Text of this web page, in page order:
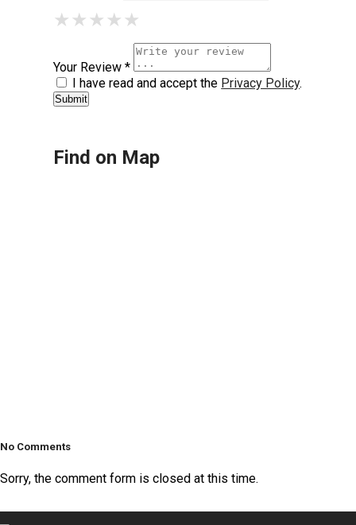
★
★ ★
★ ★ ★
★ ★ ★ ★
★ ★ ★ ★ ★
Your Review *
I have read and accept the Privacy Policy.
Find on Map
No Comments
Sorry, the comment form is closed at this time.